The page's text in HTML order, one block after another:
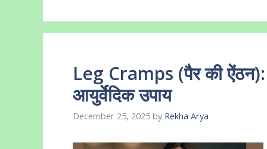
Leg Cramps (पैर की
आयुर्वेदिक उपाय
December 25, 2025 by Rekha Arya